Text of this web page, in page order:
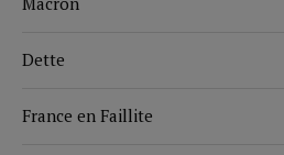
Dette
France en Faillite